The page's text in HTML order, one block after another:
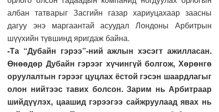
албан татварыг Засгийн газар хариуцахаар заасны
дагуу энэ маргаантай асуудал Лондоны Арбитрын
шүүхийн түвшинд яригдаж байна.
-Та “Дубайн гэрээ”-ний ажлын хэсэгт ажилласан.
Өнөөдөр Дубайн гэрээг хүчингүй болгож, Хөрөнгө
оруулалтын гэрээг цуцлах ёстой гэсэн шаардлагыг
олон нийтээс тавих болсон. Зарим нь Арбитраар
шийдүүлэх, цаашид гэрээгээ сайжруулаад явах нь